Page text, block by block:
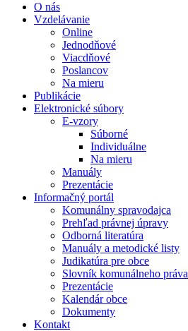
O nás
Vzdelávanie
Online
Jednodňové
Viacdňové
Poslancov
Na mieru
Publikácie
Elektronické súbory
E-vzory
Súborné
Individuálne
Na mieru
Manuály
Prezentácie
Informačný portál
Komunálny spravodajca
Prehľad právnej úpravy
Odborná literatúra
Manuály a metodické listy
Judikatúra pre obce
Slovník komunálneho práva
Prezentácie
Kalendár obce
Dokumenty
Kontakt